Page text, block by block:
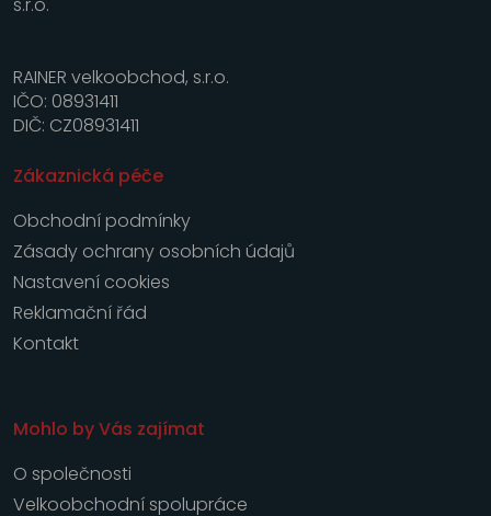
RAINER velkoobchod, s.r.o.
IČO: 08931411
DIČ: CZ08931411
Zákaznická péče
Obchodní podmínky
Zásady ochrany osobních údajů
Nastavení cookies
Reklamační řád
Kontakt
Mohlo by Vás zajímat
O společnosti
Velkoobchodní spolupráce